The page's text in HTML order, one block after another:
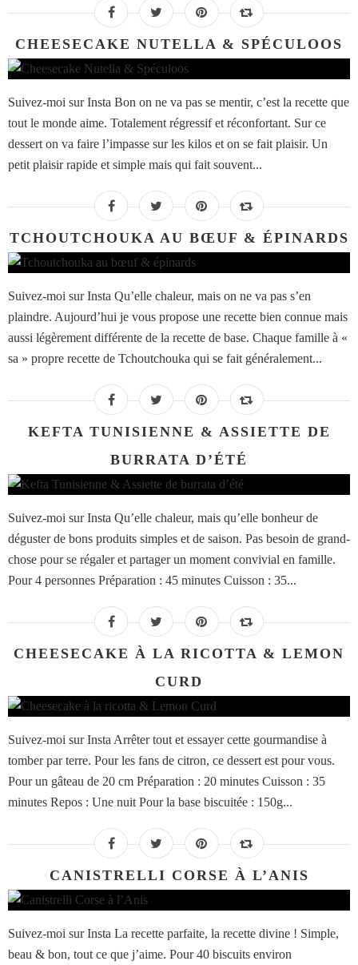
CHEESECAKE NUTELLA & SPÉCULOOS
Suivez-moi sur Insta Bon on ne va pas se mentir, c’est la recette que
tout le monde aime. Totalement régressif et réconfortant. Sur ce
dessert on va faire l’impasse sur les kilos et on se fait plaisir. Un
petit plaisir rapide et simple mais qui fait souvent...
TCHOUTCHOUKA AU BŒUF & ÉPINARDS
Suivez-moi sur Insta Qu’elle chaleur, mais on ne va pas s’en
plaindre. Aujourd’hui je vous propose une recette bien connue mais
aussi légèrement différente de la recette de base. Chaque famille à «
sa » propre recette de Tchoutchouka qui se fait généralement...
KEFTA TUNISIENNE & ASSIETTE DE
BURRATA D’ÉTÉ
Suivez-moi sur Insta Qu’elle chaleur, mais qu’elle bonheur de
déguster de bons produits simples et de saison. Pas besoin de grand-
chose pour se régaler et partager un moment convivial en famille.
Pour 4 personnes Préparation : 45 minutes Cuisson : 35...
CHEESECAKE À LA RICOTTA & LEMON
CURD
Suivez-moi sur Insta Arrêter tout et essayer cette gourmandise à
tomber par terre. Pour les fans de citron, ce dessert est pour vous.
Pour un gâteau de 20 cm Préparation : 20 minutes Cuisson : 35
minutes Repos : Une nuit Pour la base biscuitée : 150g...
CANISTRELLI CORSE À L’ANIS
Suivez-moi sur Insta La recette parfaite, la recette divine ! Simple,
beau & bon, tout ce que j’aime. Pour 40 biscuits environ